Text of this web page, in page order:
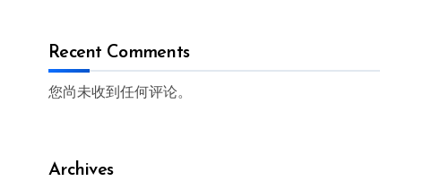
Recent Comments
您尚未收到任何评论。
Archives